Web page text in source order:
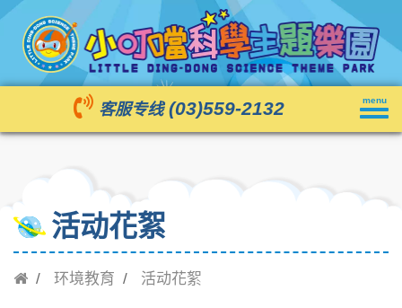
menu
客服专线 (03)559-2132
活动花絮
环境教育 活动花絮